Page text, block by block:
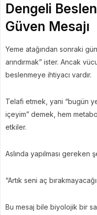
Dengeli
Güven Mesajı
Yeme atağından sonraki
arındırmak” ister. Ancak
beslenmeye ihtiyacı vardır.
Telafi etmek, yani “bugün
içeyim” demek, hem
etkiler.
Aslında yapılması gereken
“Artık seni aç
Bu mesaj bile biyolojik bir